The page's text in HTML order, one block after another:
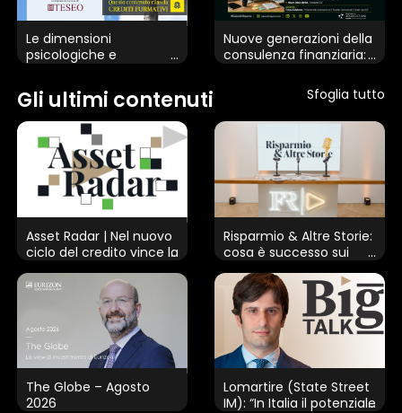
annunci, per fornire funzionalità dei social media e per
analizzare il nostro traffico. Condividiamo inoltre
informazioni sul modo in cui utilizza il nostro sito con i
pubblicità e social media, i quali potrebbero combinarle
raccolto dal suo utilizzo dei loro servizi.
Mostra dettagli
Accetta tutti
Le dimensioni
psicologiche e
generazionale. Il ruolo
del Consulente
Patrimoniale e il
supporto che può
garantire agli attori
interessati in questo
delicato processo
Nuove generazioni della
consulenza finanziaria:
Gli ultimi contenuti Sfoglia tutto
Asset Radar | Nel nuovo
ciclo del credito vince la
Risparmio & Altre Storie:
cosa è successo sui
parte del 2026
The Globe – Agosto
2026
Lomartire (State Street
IM): “In Italia il potenziale